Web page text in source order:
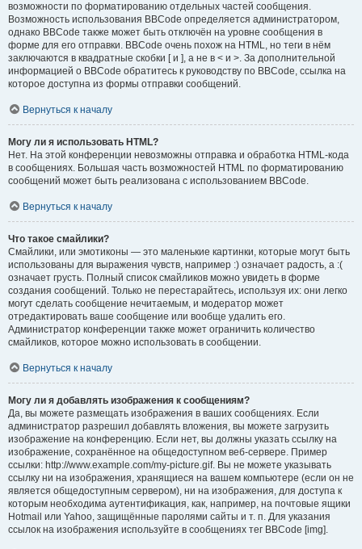
возможности по форматированию отдельных частей сообщения.
Возможность использования BBCode определяется администратором,
однако BBCode также может быть отключён на уровне сообщения в
форме для его отправки. BBCode очень похож на HTML, но теги в нём
заключаются в квадратные скобки [ и ], а не в < и >. За дополнительной
информацией о BBCode обратитесь к руководству по BBCode, ссылка на
которое доступна из формы отправки сообщений.
Вернуться к началу
Могу ли я использовать HTML?
Нет. На этой конференции невозможны отправка и обработка HTML-кода
в сообщениях. Большая часть возможностей HTML по форматированию
сообщений может быть реализована с использованием BBCode.
Вернуться к началу
Что такое смайлики?
Смайлики, или эмотиконы — это маленькие картинки, которые могут быть
использованы для выражения чувств, например :) означает радость, а :(
означает грусть. Полный список смайликов можно увидеть в форме
создания сообщений. Только не перестарайтесь, используя их: они легко
могут сделать сообщение нечитаемым, и модератор может
отредактировать ваше сообщение или вообще удалить его.
Администратор конференции также может ограничить количество
смайликов, которое можно использовать в сообщении.
Вернуться к началу
Могу ли я добавлять изображения к сообщениям?
Да, вы можете размещать изображения в ваших сообщениях. Если
администратор разрешил добавлять вложения, вы можете загрузить
изображение на конференцию. Если нет, вы должны указать ссылку на
изображение, сохранённое на общедоступном веб-сервере. Пример
ссылки: http://www.example.com/my-picture.gif. Вы не можете указывать
ссылку ни на изображения, хранящиеся на вашем компьютере (если он не
является общедоступным сервером), ни на изображения, для доступа к
которым необходима аутентификация, как, например, на почтовые ящики
Hotmail или Yahoo, защищённые паролями сайты и т. п. Для указания
ссылок на изображения используйте в сообщениях тег BBCode [img].